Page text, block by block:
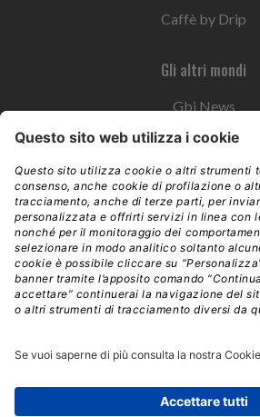
Caffè by Drip
Gli altri mondi
Gbi News
Instoremag
Esplora il gruppo
Edra Edizioni
Edizioni LSWR
LSWR Group
Mixer è un prodotto del network Edra Edizioni.